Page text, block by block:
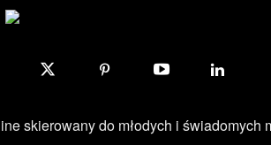
skierowany do młodych i świadomych